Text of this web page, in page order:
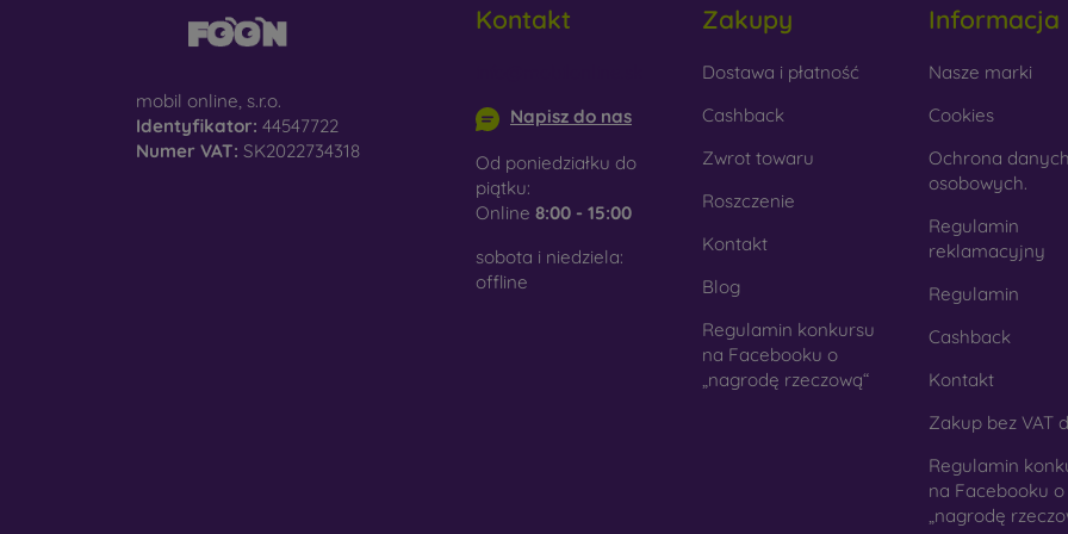
dotyku. Jest to precyzyjne wykonanie z dbałością o szczegóły.
- Dzięki połączeniu drewna i materiału TPU
na telefon. Do produkcji użyto wysokiej jakości naturalnego
- Szkło służy jedynie jako uzupełnienie pokrowców.
komórkowych. Wadą jest to, że po upadku szklana obudowa może
Materiał z recyklingu
- Kompostowalne pokrowce na
pochodzących z recyklingu, dzięki czemu mogą rozkładać się w
jest obecnie bardzo ważna.
W naszym sklepie internetowym FOON można znaleźć dziesiątki
wykonanych z różnych materiałów. Po prostu wybierz swój.
mobil online, s.r.o.
Identyfikator: 44547722
Numer VAT: SK2022734318
Kontakt
Napisz do nas
Od poniedziałku do
piątku:
Online 8:00 - 15:00
sobota i niedziela:
offline
Zakupy
Dostawa i płatność
Cashback
Zwrot towaru
Roszczenie
Kontakt
Blog
Regulamin konkursu
na Facebooku o
„nagrodę rzeczową“
Informacja
Nasze marki
Cookies
Ochrona danych
osobowych.
Regulamin
reklamacyjny
Regulamin
Cashback
Kontakt
Zakup bez VAT
Regulamin
na Facebooku o
„nagrodę